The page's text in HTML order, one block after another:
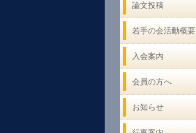
論文投稿
若手の会活動概要
入会案内
会員の方へ
お知らせ